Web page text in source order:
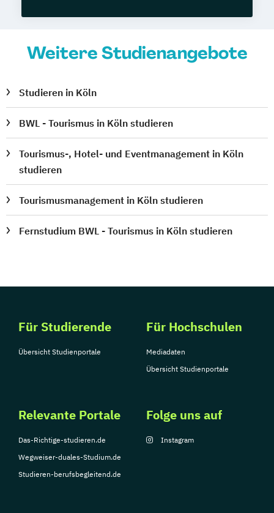
Weitere Studienangebote
Studieren in Köln
BWL - Tourismus in Köln studieren
Tourismus-, Hotel- und Eventmanagement in Köln
studieren
Tourismusmanagement in Köln studieren
Fernstudium BWL - Tourismus in Köln studieren
Für Studierende
Übersicht Studienportale
Für Hochschulen
Mediadaten
Übersicht Studienportale
Relevante Portale
Das-Richtige-studieren.de
Wegweiser-duales-Studium.de
Studieren-berufsbegleitend.de
Folge uns auf
Instagram